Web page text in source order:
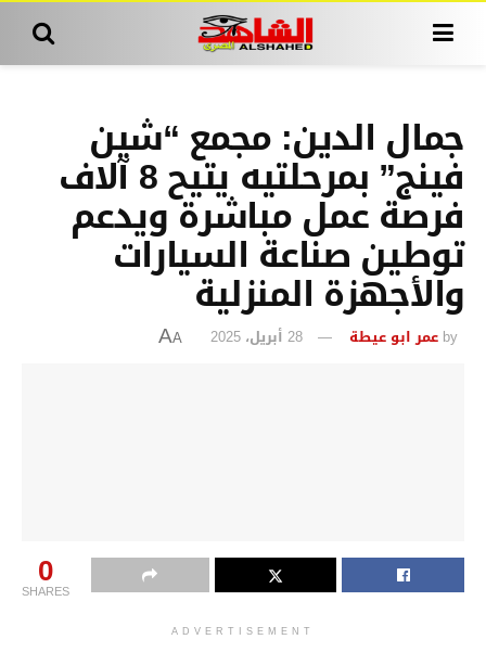
جمال الدين: مجمع “شين
فينج” بمرحلتيه يتيح 8 آلاف
فرصة عمل مباشرة ويدعم
توطين صناعة السيارات
والأجهزة المنزلية
by عمر ابو عيطة 28 أبريل، 2025 A
A
0
SHARES
ADVERTISEMENT